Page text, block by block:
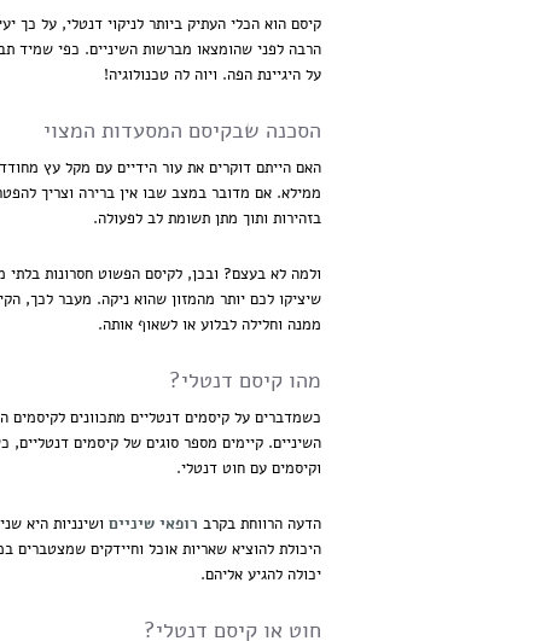
הרבה לפני שהומצאו מברשות השיניים. כפי שמיד
על היגיינת הפה. ויוה לה טכנולוגיה!
הסכנה שבקיסם המסעדות המצוי
האם הייתם דוקרים את עור הידיים עם מקל עץ
ממילא. אם מדובר במצב שבו אין ברירה וצריך
בזהירות ותוך מתן תשומת לב לפעולה.
ולמה לא בעצם? ובכן, לקיסם הפשוט חסרונות בלתי
שיציקו לכם יותר מהמזון שהוא ניקה. מעבר לכך,
ממנה וחלילה לבלוע או לשאוף אותה.
מהו קיסם דנטלי?
כשמדברים על קיסמים דנטליים מתכוונים
השיניים. קיימים מספר סוגים של קיסמים
וקיסמים עם חוט דנטלי.
הדעה הרווחת בקרב רופאי שיניים ושינניות היא
היכולת להוציא שאריות אוכל וחיידקים שמצטברים
יכולה להגיע אליהם.
חוט או קיסם דנטלי?